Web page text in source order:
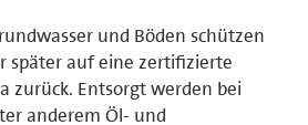
und Böden schützen
später auf eine zertifizierte
zurück. Entsorgt werden bei
anderem Öl- und